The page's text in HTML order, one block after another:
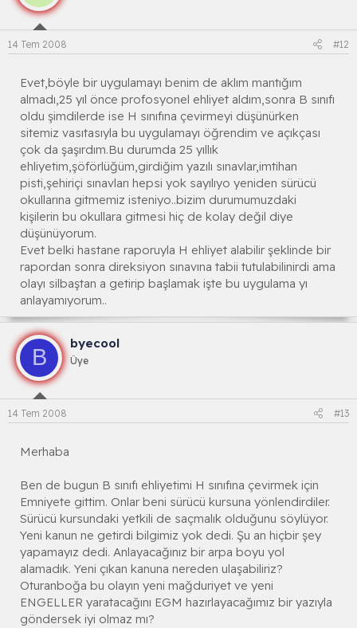
14 Tem 2008 #12
Evet,böyle bir uygulamayı benim de aklım mantığım
almadı,25 yıl önce profosyonel ehliyet aldım,sonra B sınıfı
oldu şimdilerde ise H sınıfına çevirmeyi düşünürken
sitemiz vasıtasıyla bu uygulamayı öğrendim ve açıkçası
çok da şaşırdım.Bu durumda 25 yıllık
ehliyetim,şöförlüğüm,girdiğim yazılı sınavlar,imtihan
pisti,şehiriçi sınavları hepsi yok sayılıyo yeniden sürücü
okullarına gitmemiz isteniyo..bizim durumumuzdaki
kişilerin bu okullara gitmesi hiç de kolay değil diye
düşünüyorum.
Evet belki hastane raporuyla H ehliyet alabilir şeklinde bir
rapordan sonra direksiyon sınavına tabii tutulabilinirdi ama
olayı silbaştan a getirip başlamak işte bu uygulama yı
anlayamıyorum..
B
byecool
Üye
14 Tem 2008 #13
Merhaba
Ben de bugun B sınıfı ehliyetimi H sınıfına çevirmek için
Emniyete gittim. Onlar beni sürücü kursuna yönlendirdiler.
Sürücü kursundaki yetkili de saçmalık olduğunu söylüyor.
Yeni kanun ne getirdi bilgimiz yok dedi. Şu an hiçbir şey
yapamayız dedi. Anlayacağınız bir arpa boyu yol
alamadık. Yeni çıkan kanuna nereden ulaşabiliriz?
Oturanboğa bu olayın yeni mağduriyet ve yeni
ENGELLER yaratacağını EGM hazırlayacağımız bir yazıyla
göndersek iyi olmaz mı?